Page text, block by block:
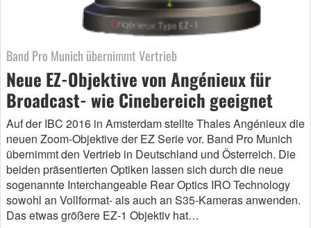
Band Pro Munich übernimmt Vertrieb
Neue EZ-Objektive von Angénieux für
Broadcast- wie Cinebereich geeignet
Auf der IBC 2016 in Amsterdam stellte Thales Angénieux die
neuen Zoom-Objektive der EZ Serie vor. Band Pro Munich
übernimmt den Vertrieb in Deutschland und Österreich. Die
beiden präsentierten Optiken lassen sich durch die neue
sogenannte Interchangeable Rear Optics IRO Technology
sowohl an Vollformat- als auch an S35-Kameras anwenden.
Das etwas größere EZ-1 Objektiv hat…